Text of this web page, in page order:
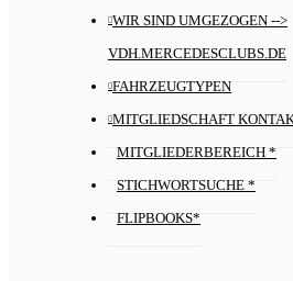
WIR SIND UMGEZOGEN -->
VDH.MERCEDESCLUBS.DE
FAHRZEUGTYPEN
MITGLIEDSCHAFT
MITGLIEDERBEREICH *
STICHWORTSUCHE *
FLIPBOOKS*